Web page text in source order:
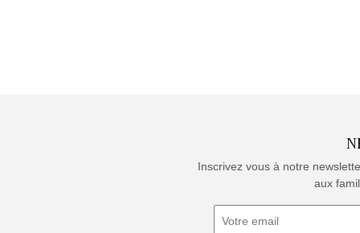
Inscrivez vous à notre
aux